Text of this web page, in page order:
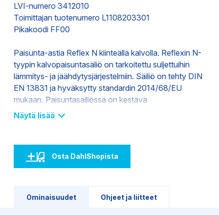
LVI-numero 3412010
Toimittajan tuotenumero L1108203301
Pikakoodi FF00
Paisunta-astia Reflex N kiinteällä kalvolla. Reflexin N-
tyypin kalvopaisuntasäliö on tarkoitettu suljettuihin
lämmitys- ja jäähdytysjärjestelmiin. Säiliö on tehty DIN
EN 13831 ja hyväksytty standardin 2014/68/EU
mukaan. Paisuntasäiliössä on kestävä
epoksihartsipinnoite ja liitäntä kierreliitoksilla. Säiliö on
jäähtymisenestoainetta glykolin pitoisuuden tulee olla
25 – 50 %.
Näytä lisää
Osta DahlShopista
Ominaisuudet Ohjeet ja liitteet